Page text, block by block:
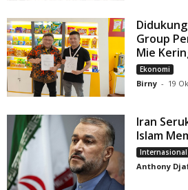
Didukung
Group
Mie
Ekonomi
Birny - 19
Iran
Islam
Internasional
Anthony